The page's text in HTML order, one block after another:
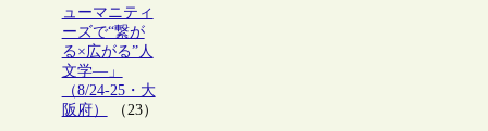
ューマニティ
ーズで“繋が
る×広がる”人
文学―」
（8/24-25・大
阪府）
（23）